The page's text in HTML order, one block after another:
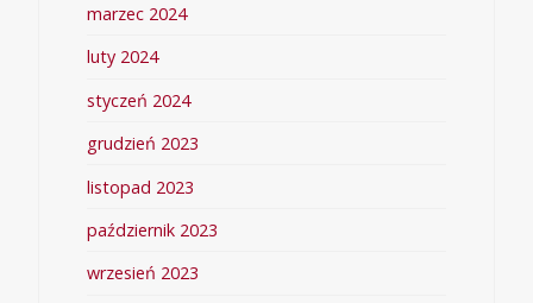
marzec 2024
luty 2024
styczeń 2024
grudzień 2023
listopad 2023
październik 2023
wrzesień 2023